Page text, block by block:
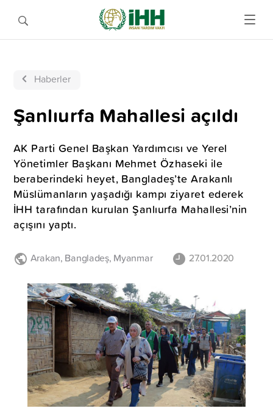
Haberler
Şanlıurfa Mahallesi açıldı
AK Parti Genel Başkan Yardımcısı ve Yerel
Yönetimler Başkanı Mehmet Özhaseki ile
beraberindeki heyet, Bangladeş’te Arakanlı
Müslümanların yaşadığı kampı ziyaret ederek
İHH tarafından kurulan Şanlıurfa Mahallesi’nin
açışını yaptı.
Arakan, Bangladeş, Myanmar 27.01.2020